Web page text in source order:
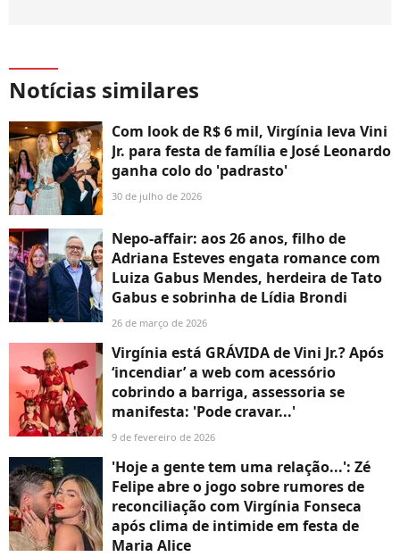
Notícias similares
Com look de R$ 6 mil, Virgínia leva Vini
Jr. para festa de família e José Leonardo
ganha colo do 'padrasto'
30 de julho de 2026
Nepo-affair: aos 26 anos, filho de
Adriana Esteves engata romance com
Luiza Gabus Mendes, herdeira de Tato
Gabus e sobrinha de Lídia Brondi
26 de março de 2026
Virgínia está GRÁVIDA de Vini Jr.? Após
‘incendiar’ a web com acessório
cobrindo a barriga, assessoria se
manifesta: 'Pode cravar...'
9 de fevereiro de 2026
'Hoje a gente tem uma relação...': Zé
Felipe abre o jogo sobre rumores de
reconciliação com Virgínia Fonseca
após clima de intimide em festa de
Maria Alice